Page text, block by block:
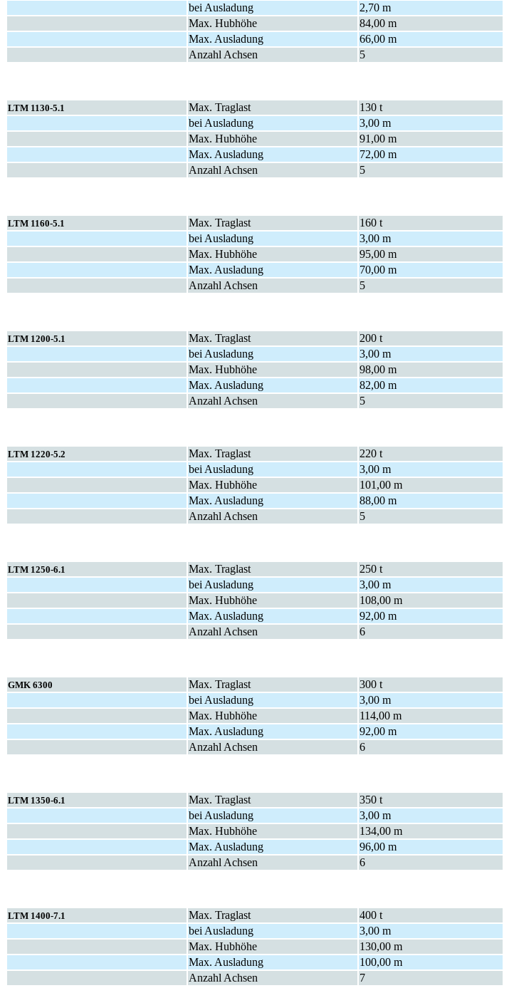
bei Ausladung
2,70 m
Max. Hubhöhe
84,00 m
Max. Ausladung
66,00 m
Anzahl Achsen
5
LTM 1130-5.1 Max. Traglast
130 t
bei Ausladung
3,00 m
Max. Hubhöhe
91,00 m
Max. Ausladung
72,00 m
Anzahl Achsen
5
LTM 1160-5.1 Max. Traglast
160 t
bei Ausladung
3,00 m
Max. Hubhöhe
95,00 m
Max. Ausladung
70,00 m
Anzahl Achsen
5
LTM 1200-5.1 Max. Traglast
200 t
bei Ausladung
3,00 m
Max. Hubhöhe
98,00 m
Max. Ausladung
82,00 m
Anzahl Achsen
5
LTM 1220-5.2 Max. Traglast
220 t
bei Ausladung
3,00 m
Max. Hubhöhe
101,00 m
Max. Ausladung
88,00 m
Anzahl Achsen
5
LTM 1250-6.1 Max. Traglast
250 t
bei Ausladung
3,00 m
Max. Hubhöhe
108,00 m
Max. Ausladung
92,00 m
Anzahl Achsen
6
GMK 6300 Max. Traglast
300 t
bei Ausladung
3,00 m
Max. Hubhöhe
114,00 m
Max. Ausladung
92,00 m
Anzahl Achsen
6
LTM 1350-6.1 Max. Traglast
350 t
bei Ausladung
3,00 m
Max. Hubhöhe
134,00 m
Max. Ausladung
96,00 m
Anzahl Achsen
6
LTM 1400-7.1 Max. Traglast
400 t
bei Ausladung
3,00 m
Max. Hubhöhe
130,00 m
Max. Ausladung
100,00 m
Anzahl Achsen
7